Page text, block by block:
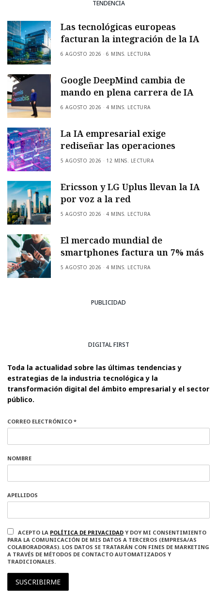
TENDENCIA
Las tecnológicas europeas
facturan la integración de la IA
6 AGOSTO 2026 6 MINS. LECTURA
Google DeepMind cambia de
mando en plena carrera de IA
6 AGOSTO 2026 4 MINS. LECTURA
La IA empresarial exige
rediseñar las operaciones
5 AGOSTO 2026 12 MINS. LECTURA
Ericsson y LG Uplus llevan la IA
por voz a la red
5 AGOSTO 2026 4 MINS. LECTURA
El mercado mundial de
smartphones factura un 7% más
5 AGOSTO 2026 4 MINS. LECTURA
PUBLICIDAD
DIGITAL FIRST
Toda la actualidad sobre las últimas tendencias y
estrategias de la industria tecnológica y la
transformación digital del ámbito empresarial y el sector
público.
CORREO ELECTRÓNICO *
NOMBRE
APELLIDOS
ACEPTO LA POLÍTICA DE PRIVACIDAD Y DOY MI CONSENTIMIENTO
PARA LA COMUNICACIÓN DE MIS DATOS A TERCEROS (EMPRESA/AS
COLABORADORAS). LOS DATOS SE TRATARÁN CON FINES DE MARKETING
A TRAVÉS DE MÉTODOS DE CONTACTO AUTOMATIZADOS Y
TRADICIONALES.
SUSCRIBIRME